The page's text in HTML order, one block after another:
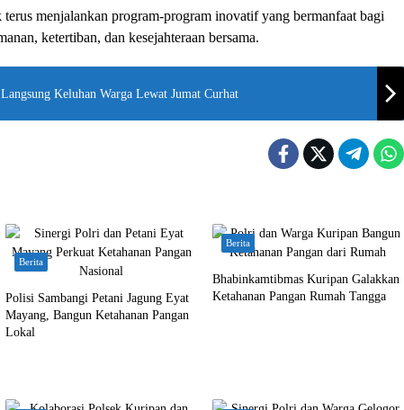
menjalankan program-program inovatif yang bermanfaat bagi
ketertiban, dan kesejahteraan bersama.
Keluhan Warga Lewat Jumat Curhat
Berita
Polisi Sambangi Petani Jagung Eyat
Mayang, Bangun Ketahanan Pangan
Lokal
Berita
Bhabinkamtibmas Kuripan Galakkan
Ketahanan Pangan Rumah Tangga